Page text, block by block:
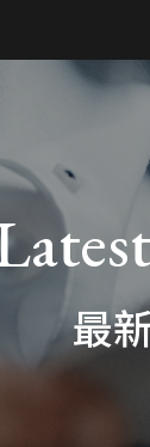
務項目
設地高價收購
全國容積移轉一
我們
目 最